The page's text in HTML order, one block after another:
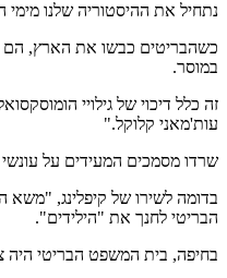
נתחיל את ההיסטוריה שלנו מימי
כשהבריטים כבשו את הארץ, הם
במוסר.
זה כלל דיכוי של גילויי
עות'מאני קלוקל."
שרדו מסמכים המעידים על
בדומה לשירו של קיפלינג,
הבריטי לחנך את "הילידים".
בחיפה, בית המשפט הבריטי היה